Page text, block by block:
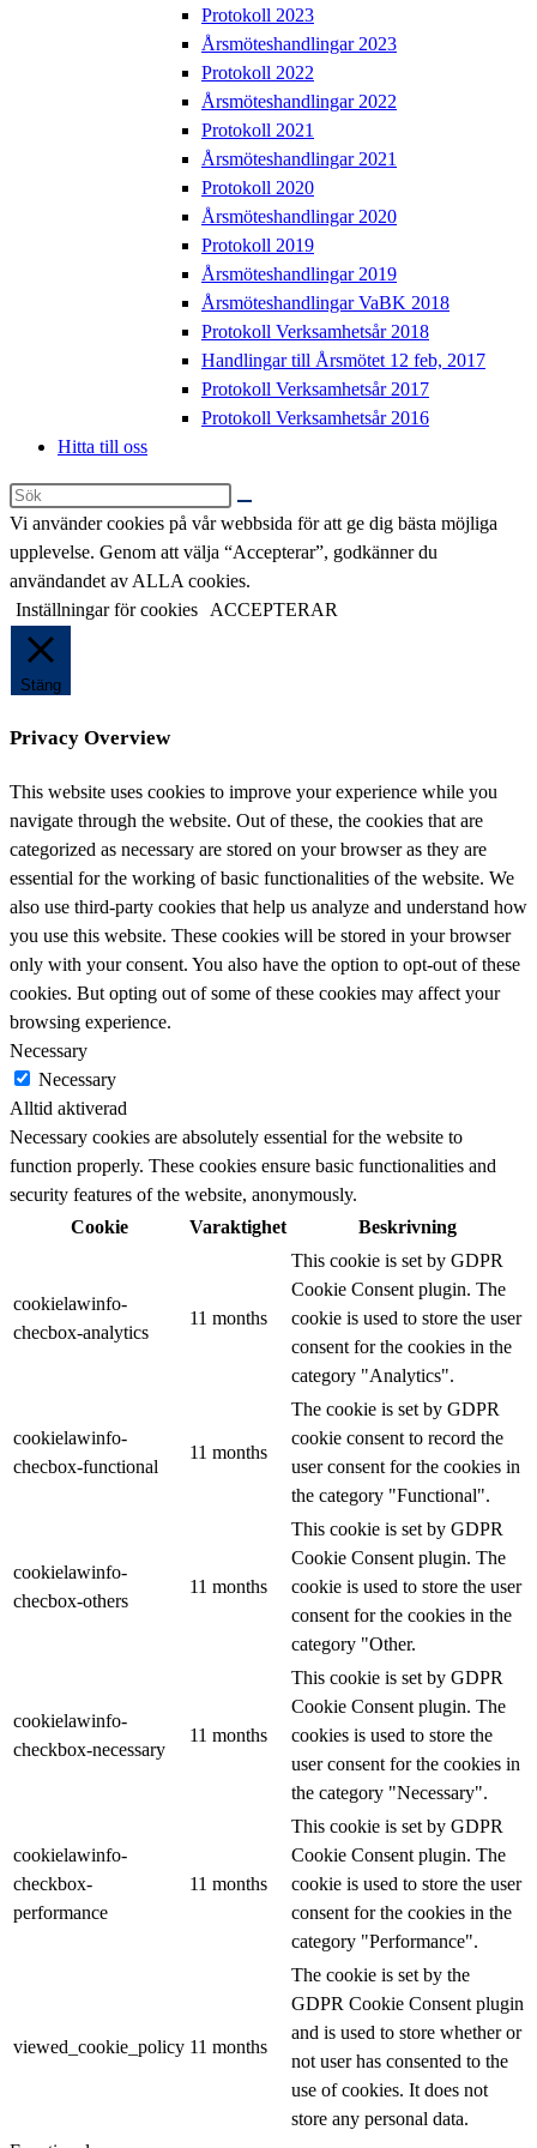
Protokoll 2023
Årsmöteshandlingar 2023
Protokoll 2022
Årsmöteshandlingar 2022
Protokoll 2021
Årsmöteshandlingar 2021
Protokoll 2020
Årsmöteshandlingar 2020
Protokoll 2019
Årsmöteshandlingar 2019
Årsmöteshandlingar VaBK 2018
Protokoll Verksamhetsår 2018
Handlingar till Årsmötet 12 feb, 2017
Protokoll Verksamhetsår 2017
Protokoll Verksamhetsår 2016
Hitta till oss
Sök
på
denna
webbplats
Vi använder cookies på vår webbsida för att ge dig bästa möjliga
upplevelse. Genom att välja “Accepterar”, godkänner du
användandet av ALLA cookies.
Inställningar för cookies
ACCEPTERAR
Stäng
Privacy Overview
This website uses cookies to improve your experience while you
navigate through the website. Out of these, the cookies that are
categorized as necessary are stored on your browser as they are
essential for the working of basic functionalities of the website. We
also use third-party cookies that help us analyze and understand how
you use this website. These cookies will be stored in your browser
only with your consent. You also have the option to opt-out of these
cookies. But opting out of some of these cookies may affect your
browsing experience.
Necessary
Necessary
Alltid aktiverad
Necessary cookies are absolutely essential for the website to
function properly. These cookies ensure basic functionalities and
security features of the website, anonymously.
Cookie
Varaktighet Beskrivning
cookielawinfo-
checbox-analytics
11 months
This cookie is set by GDPR
Cookie Consent plugin. The
cookie is used to store the user
consent for the cookies in the
category "Analytics".
cookielawinfo-
checbox-functional
11 months
The cookie is set by GDPR
cookie consent to record the
user consent for the cookies in
the category "Functional".
cookielawinfo-
checbox-others
11 months
This cookie is set by GDPR
Cookie Consent plugin. The
cookie is used to store the user
consent for the cookies in the
category "Other.
cookielawinfo-
checkbox-necessary
11 months
This cookie is set by GDPR
Cookie Consent plugin. The
cookies is used to store the
user consent for the cookies in
the category "Necessary".
cookielawinfo-
checkbox-
performance
11 months
This cookie is set by GDPR
Cookie Consent plugin. The
cookie is used to store the user
consent for the cookies in the
category "Performance".
viewed_cookie_policy 11 months
The cookie is set by the
GDPR Cookie Consent plugin
and is used to store whether or
not user has consented to the
use of cookies. It does not
store any personal data.